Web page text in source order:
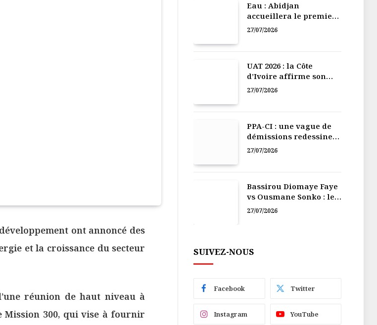
ont annoncé des
et la croissance du secteur
réunion de haut niveau à
Mission 300, qui vise à fournir
Eau : Abidjan
accueillera le premier
Forum régional de
27/07/2026
UAT 2026 : la Côte
d’Ivoire affirme son
leadership numérique
27/07/2026
PPA-CI : une vague de
démissions redessine
la recomposition
27/07/2026
Bassirou Diomaye Faye
vs Ousmane Sonko : le
vacarme du pouvoir ne
27/07/2026
SUIVEZ-NOUS
Facebook Twitter
Instagram YouTube